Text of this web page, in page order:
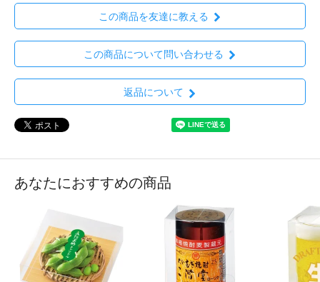
この商品を友達に教える
この商品について問い合わせる
返品について
あなたにおすすめの商品